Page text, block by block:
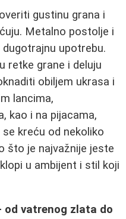
gustinu grana i
Metalno postolje i
upotrebu.
retke grane i deluju
obiljem ukrasa i
lancima,
kao i na pijacama,
kreću od nekoliko
što je najvažnije jeste
u ambijent i stil koji
od vatrenog zlata do